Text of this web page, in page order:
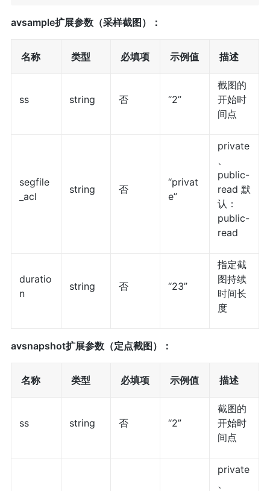
avsample扩展参数（采样截图）：
名称 类型 必填项 示例值 描述
ss string 否 “2”
截图的
开始时
间点
segfile
_acl
string 否
“privat
e”
private
public-
read 默
认：
public-
read
duratio
n
string 否 “23”
指定截
图持续
时间长
度
avsnapshot扩展参数（定点截图）：
名称 类型 必填项 示例值 描述
ss string 否 “2”
截图的
开始时
间点
private